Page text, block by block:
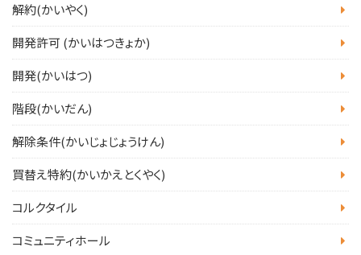
解約(かいやく)
開発許可 (かいはつきょか)
開発(かいはつ)
階段(かいだん)
解除条件(かいじょじょうけん)
買替え特約(かいかえとくやく)
コルクタイル
コミュニティホール